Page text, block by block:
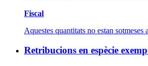
Fiscal
Aquestes quantitats no estan
Retribucions en espècie